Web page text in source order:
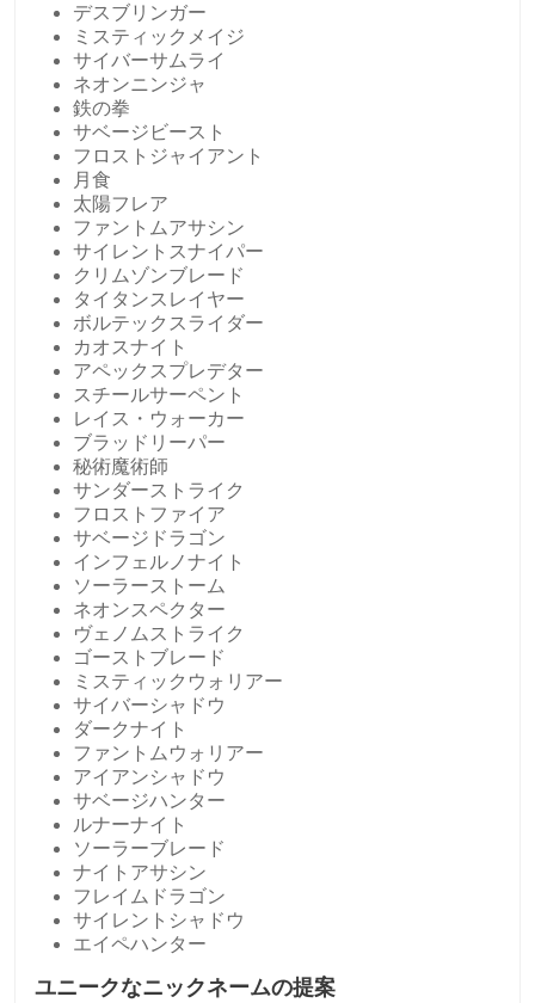
デスブリンガー
ミスティックメイジ
サイバーサムライ
ネオンニンジャ
鉄の拳
サベージビースト
フロストジャイアント
月食
太陽フレア
ファントムアサシン
サイレントスナイパー
クリムゾンブレード
タイタンスレイヤー
ボルテックスライダー
カオスナイト
アペックスプレデター
スチールサーペント
レイス・ウォーカー
ブラッドリーパー
秘術魔術師
サンダーストライク
フロストファイア
サベージドラゴン
インフェルノナイト
ソーラーストーム
ネオンスペクター
ヴェノムストライク
ゴーストブレード
ミスティックウォリアー
サイバーシャドウ
ダークナイト
ファントムウォリアー
アイアンシャドウ
サベージハンター
ルナーナイト
ソーラーブレード
ナイトアサシン
フレイムドラゴン
サイレントシャドウ
エイペハンター
ユニークなニックネームの提案